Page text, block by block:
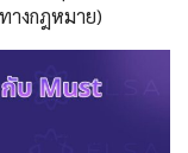
างกฎหมาย)